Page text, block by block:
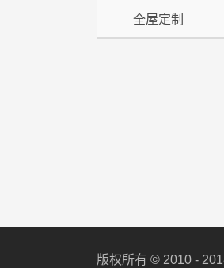
全屋定制
版权所有 © 2010 -